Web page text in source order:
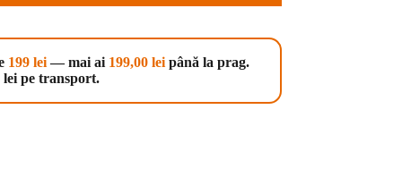
199 lei— mai ai 199,00 leipână la prag.
lei pe transport.